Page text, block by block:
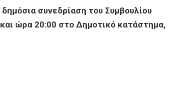
συνεδρίαση του Συμβουλίου
ώρα 20:00 στο Δημοτικό κατάστημα,